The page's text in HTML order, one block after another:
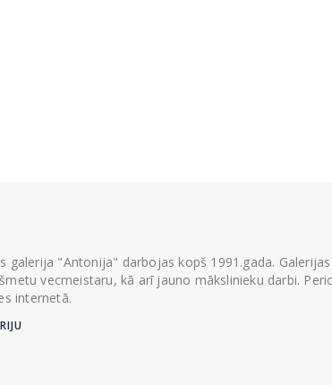
galerija "Antonija" darbojas kopš 1991.gada.
vecmeistaru, kā arī jauno mākslinieku darbi.
internetā.